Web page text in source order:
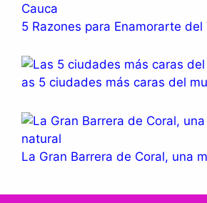
5 Razones para Enamorarte del
as 5 ciudades más caras del
La Gran Barrera de Coral, una